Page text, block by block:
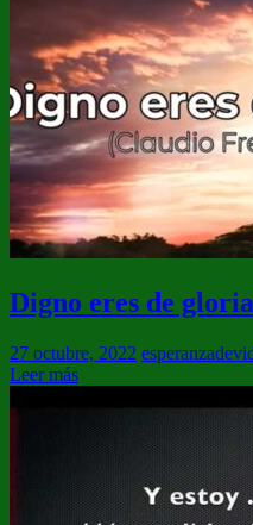
Digno eres de gloria
27 octubre, 2022
Leer más